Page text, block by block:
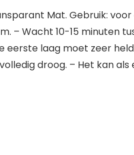
Mat. Gebruik:
– Wacht 10-15 minuten
eerste laag moet zeer
droog. – Het kan